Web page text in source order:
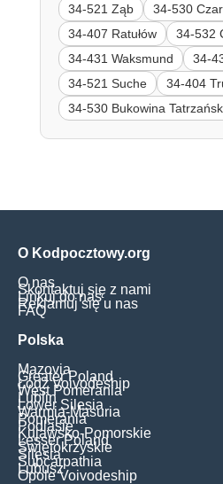
34-521 Ząb
34-530
34-407 Ratułów
34-532
34-431 Waksmund
34-
34-521 Suche
34-404
34-530 Bukowina
O Kodpocztowy.org
O nas
Skontaktuj się z nami
Linkuj do nas
Reklamuj się u nas
FAQ
Polska
Mazovia
Greater Poland
Łódź Voivodeship
West Pomerania
Lublin
Lower Silesia
Warmia-Masuria
Pomerania
Podlasie
Kujawsko-Pomorskie
Lesser Poland
Świętokrzyskie
Silesia
Subcarpathia
Lubusz
Opole Voivodeship